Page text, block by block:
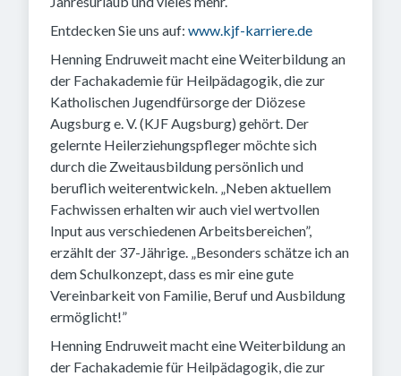
Entdecken Sie uns auf: www.kjf-karriere.de
Henning Endruweit macht eine Weiterbildung an
der Fachakademie für Heilpädagogik, die zur
Katholischen Jugendfürsorge der Diözese
Augsburg e. V. (KJF Augsburg) gehört. Der
gelernte Heilerziehungspfleger möchte sich
durch die Zweitausbildung persönlich und
beruflich weiterentwickeln. „Neben aktuellem
Fachwissen erhalten wir auch viel wertvollen
Input aus verschiedenen Arbeitsbereichen”,
erzählt der 37-Jährige. „Besonders schätze ich an
dem Schulkonzept, dass es mir eine gute
Vereinbarkeit von Familie, Beruf und Ausbildung
ermöglicht!”
Henning Endruweit macht eine Weiterbildung an
der Fachakademie für Heilpädagogik, die zur